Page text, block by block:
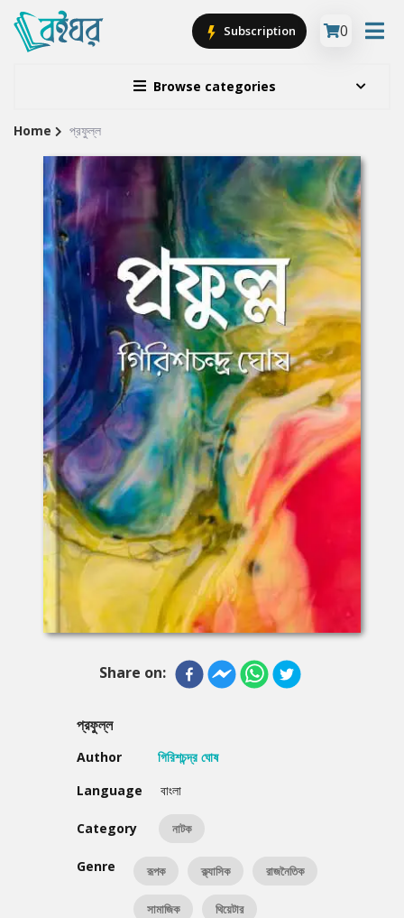
Browse categories
Subscription 0
Site
Breadcrumb
Home প্রফুল্ল
Share on:
প্রফুল্ল
Author
গিরিশচন্দ্র ঘোষ
Language
বাংলা
Category নাটক
Genre রূপক ক্ল্যাসিক রাজনৈতিক
সামাজিক থিয়েটার